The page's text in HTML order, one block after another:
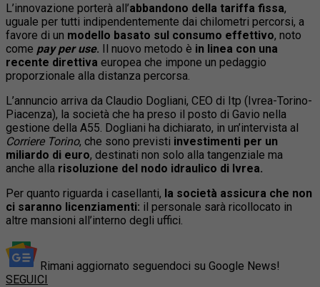
L’innovazione porterà all’abbandono della tariffa fissa,
uguale per tutti indipendentemente dai chilometri percorsi, a
favore di un modello basato sul consumo effettivo, noto
come pay per use. Il nuovo metodo è in linea con una
recente direttiva europea che impone un pedaggio
proporzionale alla distanza percorsa.
L’annuncio arriva da Claudio Dogliani, CEO di Itp (Ivrea-Torino-
Piacenza), la società che ha preso il posto di Gavio nella
gestione della A55. Dogliani ha dichiarato, in un’intervista al
Corriere Torino, che sono previsti investimenti per un
miliardo di euro, destinati non solo alla tangenziale ma
anche alla risoluzione del nodo idraulico di Ivrea.
Per quanto riguarda i casellanti, la società assicura che non
ci saranno licenziamenti: il personale sarà ricollocato in
altre mansioni all’interno degli uffici.
Rimani aggiornato seguendoci su Google News!
SEGUICI